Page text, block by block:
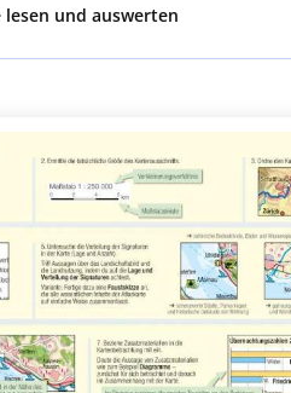
und auswerten